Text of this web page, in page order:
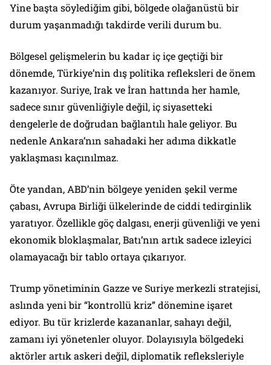
Yine başta söylediğim gibi, bölgede olağanüstü bir
durum yaşanmadığı takdirde verili durum bu.
Bölgesel gelişmelerin bu kadar iç içe geçtiği bir
dönemde, Türkiye’nin dış politika refleksleri de önem
kazanıyor. Suriye, Irak ve İran hattında her hamle,
sadece sınır güvenliğiyle değil, iç siyasetteki
dengelerle de doğrudan bağlantılı hale geliyor. Bu
nedenle Ankara’nın sahadaki her adıma dikkatle
yaklaşması kaçınılmaz.
Öte yandan, ABD’nin bölgeye yeniden şekil verme
çabası, Avrupa Birliği ülkelerinde de ciddi tedirginlik
yaratıyor. Özellikle göç dalgası, enerji güvenliği ve yeni
ekonomik bloklaşmalar, Batı’nın artık sadece izleyici
olamayacağı bir tablo ortaya çıkarıyor.
Trump yönetiminin Gazze ve Suriye merkezli stratejisi,
aslında yeni bir “kontrollü kriz” dönemine işaret
ediyor. Bu tür krizlerde kazananlar, sahayı değil,
zamanı iyi yönetenler oluyor. Dolayısıyla bölgedeki
aktörler artık askeri değil, diplomatik refleksleriyle